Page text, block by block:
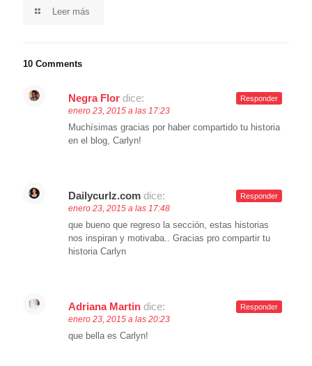
Leer más
10 Comments
Negra Flor dice:
enero 23, 2015 a las 17:23
Muchísimas gracias por haber compartido tu historia
en el blog, Carlyn!
Responder
Dailycurlz.com dice:
enero 23, 2015 a las 17:48
que bueno que regreso la sección, estas historias
nos inspiran y motivaba.. Gracias pro compartir tu
historia Carlyn
Responder
Adriana Martin dice:
enero 23, 2015 a las 20:23
que bella es Carlyn!
Responder